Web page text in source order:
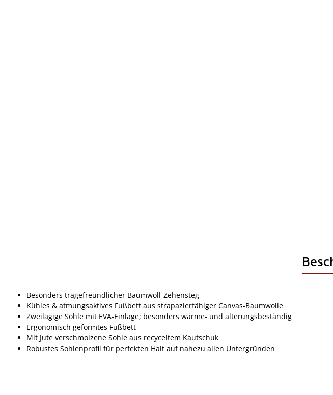
Besonders tragefreundlicher Baumwoll-Zehensteg
Kühles & atmungsaktives Fußbett aus strapazierfähiger Canvas-Baumwolle
Zweilagige Sohle mit EVA-Einlage; besonders wärme- und alterungsbeständig
Ergonomisch geformtes Fußbett
Mit Jute verschmolzene Sohle aus recyceltem Kautschuk
Robustes Sohlenprofil für perfekten Halt auf nahezu allen Untergründen